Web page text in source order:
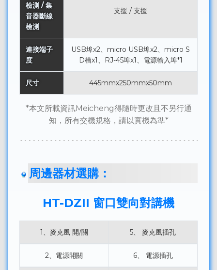
檢測 / 集
音器斷線
檢測
支援 / 支援
連接端子
度
USB埠x2、micro USB埠x2、micro S
D槽x1、RJ-45埠x1、電源輸入埠*1
尺寸 445mmx250mmx50mm
*本文所載資訊Meicheng得隨時更改且不另行通
知，所有交機規格，請以實機為準*
周邊器材選購：
HT-DZII 窗口雙向對講機
1、麥克風 開/關 5、 麥克風插孔
2、電源開關 6、 電源插孔